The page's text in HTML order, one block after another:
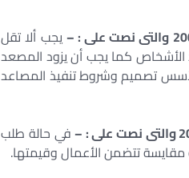
يجب ألا تقل
الأشخاص كما يجب أن يزود المصعد
لأسس تصميم وشروط تنفيذ المصاعد
في حالة طلب
تتضمن الأعمال وقيمتها.